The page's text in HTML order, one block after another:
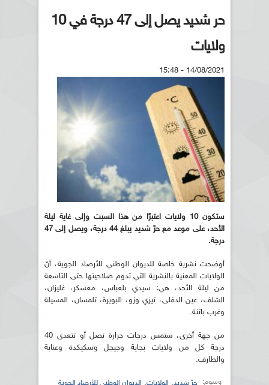
حر شديد يصل إلى 47 درجة في 10
ولايات
14/08/2021 - 15:48
ستكون 10 ولايات اعتبرًا من هذا السبت وإلى غاية ليلة
الأحد، على موعد مع حرّ شديد يبلغ 44 درجة، ويصل إلى 47
درجة.
أوضحت نشرية خاصة للديوان الوطني للأرصاد الجوية، أنّ
الولايات المعنية بالنشرية التي تدوم صلاحيتها حتى التاسعة
من ليلة الأحد، هي: سيدي بلعباس، معسكر، غليزان،
الشلف، عين الدفلى، تيزي وزو، البويرة، تلمسان، المسيلة
وغرب باتنة.
من جهة أخرى، ستمس درجات حرارة تصل أو تتعدى 40
درجة كل من ولايات بجاية وجيجل وسكيكدة وعنابة
والطارف.
وسوم: حرّ شديد, الولايات, الديوان الوطني للأرصاد الجوية